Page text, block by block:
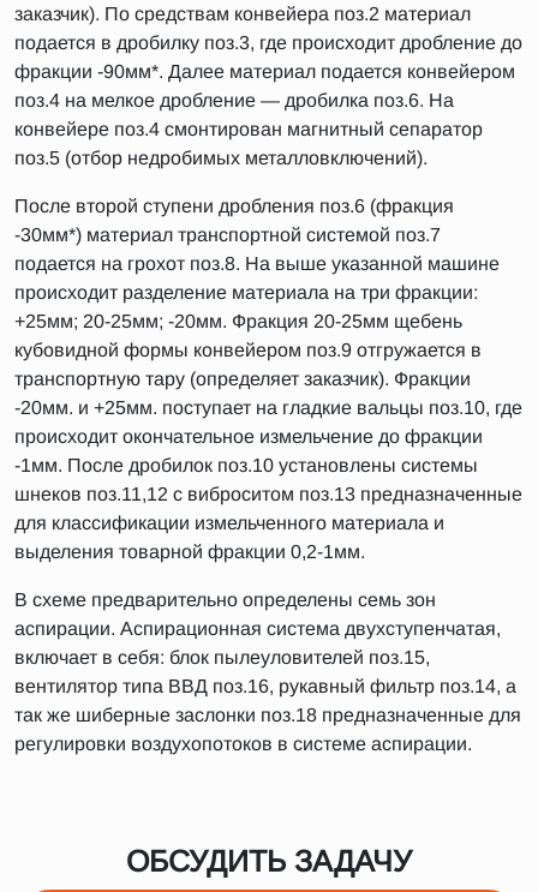
заказчик). По средствам конвейера поз.2 материал
подается в дробилку поз.3, где происходит дробление до
фракции -90мм*. Далее материал подается конвейером
поз.4 на мелкое дробление — дробилка поз.6. На
конвейере поз.4 смонтирован магнитный сепаратор
поз.5 (отбор недробимых металловключений).
После второй ступени дробления поз.6 (фракция
-30мм*) материал транспортной системой поз.7
подается на грохот поз.8. На выше указанной машине
происходит разделение материала на три фракции:
+25мм; 20-25мм; -20мм. Фракция 20-25мм щебень
кубовидной формы конвейером поз.9 отгружается в
транспортную тару (определяет заказчик). Фракции
-20мм. и +25мм. поступает на гладкие вальцы поз.10, где
происходит окончательное измельчение до фракции
-1мм. После дробилок поз.10 установлены системы
шнеков поз.11,12 с виброситом поз.13 предназначенные
для классификации измельченного материала и
выделения товарной фракции 0,2-1мм.
В схеме предварительно определены семь зон
аспирации. Аспирационная система двухступенчатая,
включает в себя: блок пылеуловителей поз.15,
вентилятор типа ВВД поз.16, рукавный фильтр поз.14, а
так же шиберные заслонки поз.18 предназначенные для
регулировки воздухопотоков в системе аспирации.
ОБСУДИТЬ ЗАДАЧУ